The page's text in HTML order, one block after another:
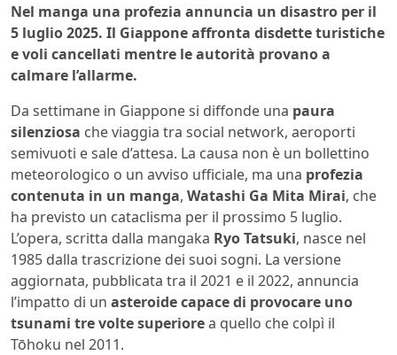
Nel manga una profezia annuncia un disastro per il
5 luglio 2025. Il Giappone affronta disdette turistiche
e voli cancellati mentre le autorità provano a
calmare l’allarme.
Da settimane in Giappone si diffonde una paura
silenziosa che viaggia tra social network, aeroporti
semivuoti e sale d’attesa. La causa non è un bollettino
meteorologico o un avviso ufficiale, ma una profezia
contenuta in un manga, Watashi Ga Mita Mirai, che
ha previsto un cataclisma per il prossimo 5 luglio.
L’opera, scritta dalla mangaka Ryo Tatsuki, nasce nel
1985 dalla trascrizione dei suoi sogni. La versione
aggiornata, pubblicata tra il 2021 e il 2022, annuncia
l’impatto di un asteroide capace di provocare uno
tsunami tre volte superiorea quello che colpì il
Tōhoku nel 2011.